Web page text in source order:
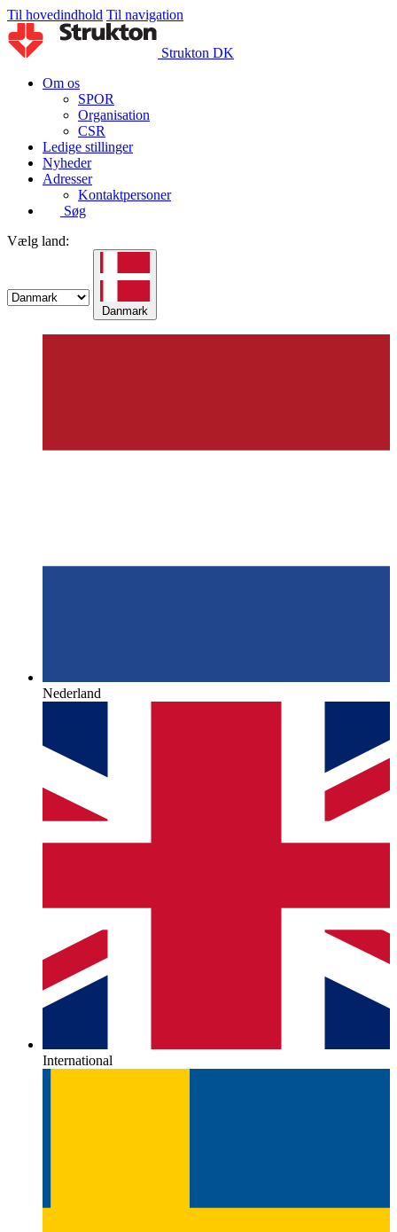
Til hovedindhold Til navigation
Strukton DK
Om os
SPOR
Organisation
CSR
Ledige stillinger
Nyheder
Adresser
Kontaktpersoner
Søg
Vælg land:
Danmark
Nederland
International